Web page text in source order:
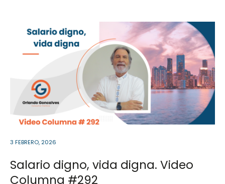
Sector Público
Servicios
Empresa Privada
Servicios
3 FEBRERO, 2026
Salario digno, vida digna. Video
Columna #292